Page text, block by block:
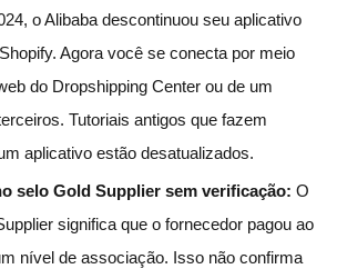
o Alibaba descontinuou seu aplicativo
Agora você se conecta por meio
do Dropshipping Center ou de um
Tutoriais antigos que fazem
aplicativo estão desatualizados.
selo Gold Supplier sem verificação: O
significa que o fornecedor pagou ao
nível de associação. Isso não confirma